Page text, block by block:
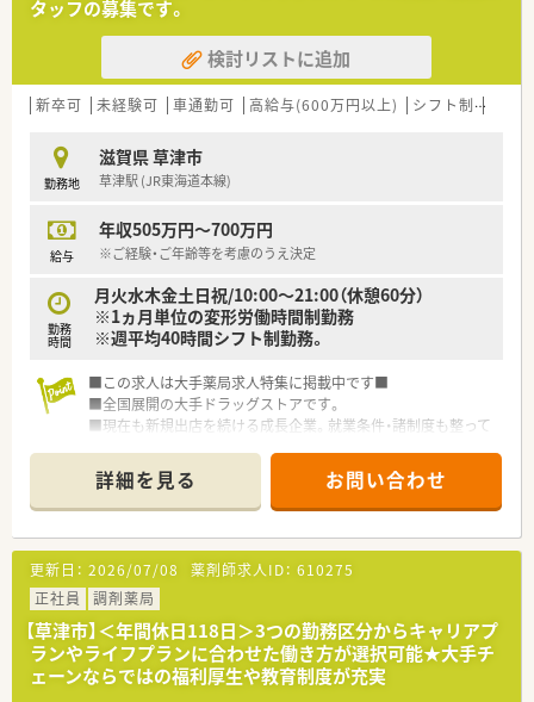
タッフの募集です。
検討リストに追加
新卒可 未経験可 車通勤可 高給与(600万円以上) シフト制
勤務地
滋賀県 草津市
草津駅 (JR東海道本線)
給与
年収505万円～700万円
※ご経験・ご年齢等を考慮のうえ決定
勤務
時間
月火水木金土日祝/10:00～21:00（休憩60分）
※1ヵ月単位の変形労働時間制勤務
※週平均40時間シフト制勤務。
■この求人は大手薬局求人特集に掲載中です■
■全国展開の大手ドラッグストアです。
■現在も新規出店を続ける成長企業。就業条件・諸制度も整って
詳細を見る お問い合わせ
更新日： 2026/07/08 薬剤師求人ID： 610275
正社員
調剤薬局
【草津市】＜年間休日118日＞3つの勤務区分からキャリアプ
ランやライフプランに合わせた働き方が選択可能★大手チ
ェーンならではの福利厚生や教育制度が充実